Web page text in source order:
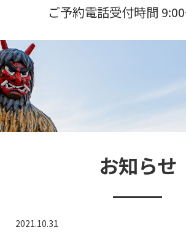
ご予約電話受付時間
お知らせ
2021.10.31